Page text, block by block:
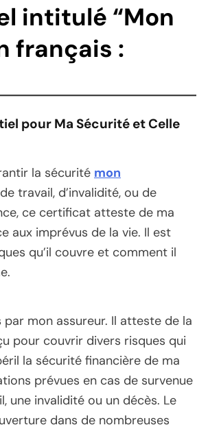
intitulé “Mon
français :
pour Ma Sécurité et Celle
la sécurité mon
travail, d’invalidité, ou de
ce certificat atteste de ma
aux imprévus de la vie. Il est
qu’il couvre et comment il
mon assureur. Il atteste de la
pour couvrir divers risques qui
la sécurité financière de ma
prévues en cas de survenue
une invalidité ou un décès. Le
dans de nombreuses